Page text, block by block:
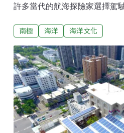
許多當代的航海探險家選擇駕
台灣青年航海探險家陳懷璞，
探索不只是外在的冒險與征服
內在連結，包含傳統的海洋文
探險家們認為，下個世紀航海
連結自然的航海術。7000公里
年3～5月，陳懷璞參與駕馭無
成7000公里不插電導航的極地
請分享這趟航程的成果。由於
南極 海洋 海洋文化